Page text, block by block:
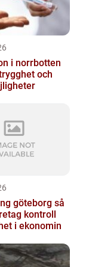
i norrbotten
och
göteborg så
kontroll
i ekonomin